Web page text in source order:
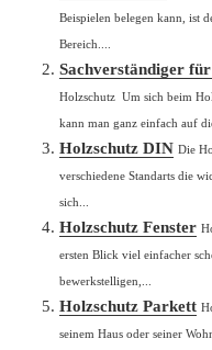
Beispielen belegen kann, ist
Bereich....
Sachverständiger
Holzschutz Um sich beim
kann man ganz einfach auf
Holzschutz DIN Die
verschiedene Standarts die
sich...
Holzschutz Fenster
ersten Blick viel einfacher
bewerkstelligen,...
Holzschutz Parkett
seinem Haus oder seiner